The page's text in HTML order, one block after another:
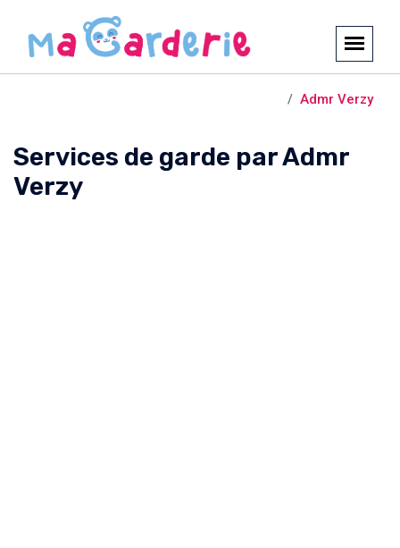
Admr Verzy
Services de garde par Admr
Verzy